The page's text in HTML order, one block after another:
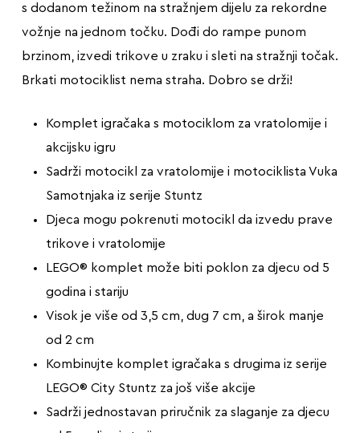
s dodanom težinom na stražnjem dijelu za rekordne
vožnje na jednom točku. Dođi do rampe punom
brzinom, izvedi trikove u zraku i sleti na stražnji točak.
Brkati motociklist nema straha. Dobro se drži!
Komplet igračaka s motociklom za vratolomije i
akcijsku igru
Sadrži motocikl za vratolomije i motociklista Vuka
Samotnjaka iz serije Stuntz
Djeca mogu pokrenuti motocikl da izvedu prave
trikove i vratolomije
LEGO® komplet može biti poklon za djecu od 5
godina i stariju
Visok je više od 3,5 cm, dug 7 cm, a širok manje
od 2 cm
Kombinujte komplet igračaka s drugima iz serije
LEGO® City Stuntz za još više akcije
Sadrži jednostavan priručnik za slaganje za djecu